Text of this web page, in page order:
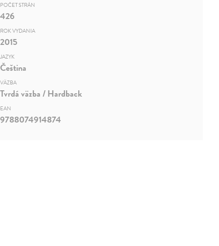
POČET STRÁN
426
ROK VYDANIA
2015
JAZYK
Čeština
VÄZBA
Tvrdá väzba / Hardback
EAN
9788074914874